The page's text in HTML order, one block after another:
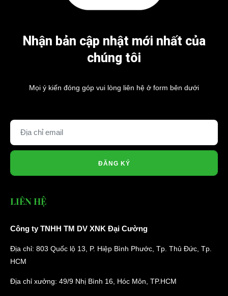
Nhận bản cập nhật mới nhất của
chúng tôi
Mọi ý kiến đóng góp vui lòng liên hệ ở form bên dưới
ĐĂNG KÝ
LIÊN HỆ
Công ty TNHH TM DV XNK Đại Cường
Địa chỉ: 803 Quốc lộ 13, P. Hiệp Bình Phước, Tp. Thủ Đức, Tp.
HCM
Địa chỉ xưởng: 49/9 Nhị Bình 16, Hóc Môn, TP.HCM